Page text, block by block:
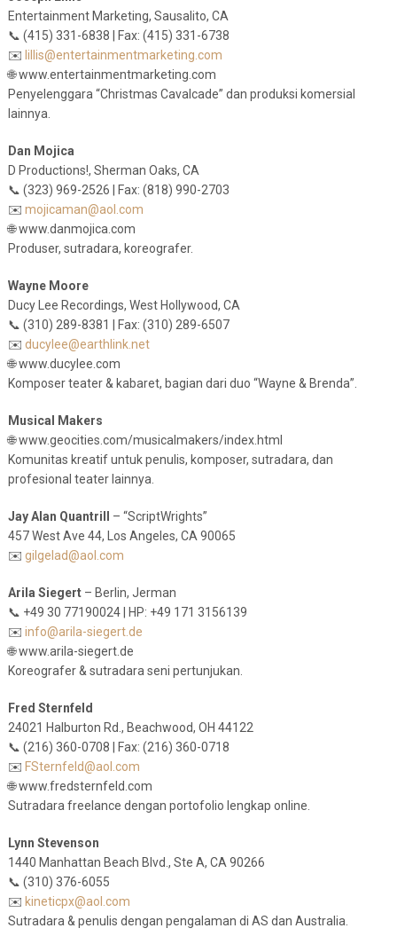
Entertainment Marketing, Sausalito, CA
📞 (415) 331-6838 | Fax: (415) 331-6738
✉️ lillis@entertainmentmarketing.com
🌐 www.entertainmentmarketing.com
Penyelenggara “Christmas Cavalcade” dan produksi komersial
lainnya.
Dan Mojica
D Productions!, Sherman Oaks, CA
📞 (323) 969-2526 | Fax: (818) 990-2703
✉️ mojicaman@aol.com
🌐 www.danmojica.com
Produser, sutradara, koreografer.
Wayne Moore
Ducy Lee Recordings, West Hollywood, CA
📞 (310) 289-8381 | Fax: (310) 289-6507
✉️ ducylee@earthlink.net
🌐 www.ducylee.com
Komposer teater & kabaret, bagian dari duo “Wayne & Brenda”.
Musical Makers
🌐 www.geocities.com/musicalmakers/index.html
Komunitas kreatif untuk penulis, komposer, sutradara, dan
profesional teater lainnya.
Jay Alan Quantrill – “ScriptWrights”
457 West Ave 44, Los Angeles, CA 90065
✉️ gilgelad@aol.com
Arila Siegert– Berlin, Jerman
📞 +49 30 77190024 | HP: +49 171 3156139
✉️ info@arila-siegert.de
🌐 www.arila-siegert.de
Koreografer & sutradara seni pertunjukan.
Fred Sternfeld
24021 Halburton Rd., Beachwood, OH 44122
📞 (216) 360-0708 | Fax: (216) 360-0718
✉️ FSternfeld@aol.com
🌐 www.fredsternfeld.com
Sutradara freelance dengan portofolio lengkap online.
Lynn Stevenson
1440 Manhattan Beach Blvd., Ste A, CA 90266
📞 (310) 376-6055
✉️ kineticpx@aol.com
Sutradara & penulis dengan pengalaman di AS dan Australia.